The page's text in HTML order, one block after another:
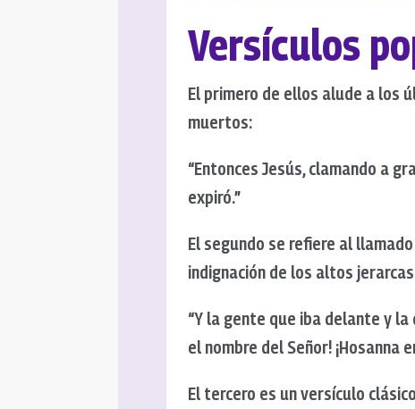
Versículos
El primero de ellos alude a los
muertos:
“Entonces Jesús, clamando a
expiró.”
El segundo se refiere al
indignación de los altos
“Y la gente que iba delante y la
el nombre del Señor! ¡Hosanna
El tercero es un versículo